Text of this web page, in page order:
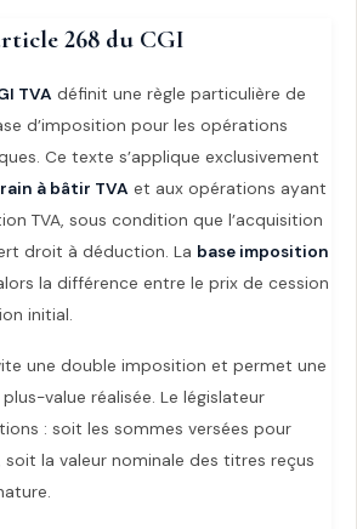
268 du CGI
TVA définit une règle particulière de
d’imposition pour les opérations
Ce texte s’applique exclusivement
à bâtir TVA et aux opérations ayant
TVA, sous condition que l’acquisition
droit à déduction. La base imposition
la différence entre le prix de cession
initial.
une double imposition et permet une
value réalisée. Le législateur
: soit les sommes versées pour
soit la valeur nominale des titres reçus